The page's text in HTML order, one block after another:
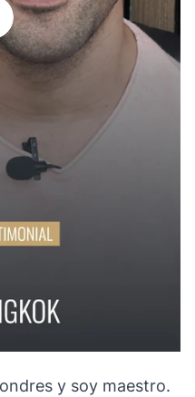
y soy maestro.